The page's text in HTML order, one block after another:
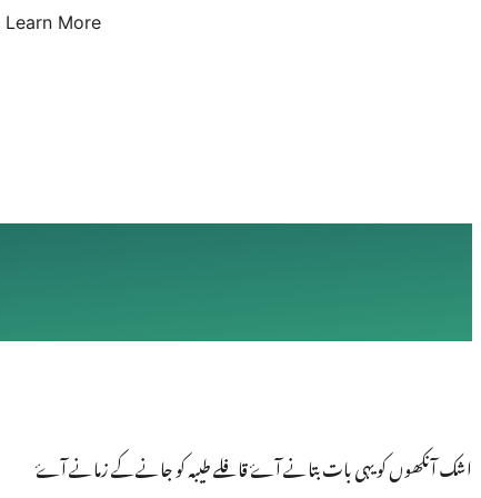
Learn More
اشک آنکھوں کو یہی بات بتانے آۓ قافلے طیبہ کو جانےکے زمانے آۓ